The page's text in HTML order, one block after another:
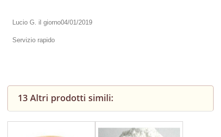
Lucio G. il giorno04/01/2019
Servizio rapido
13 Altri prodotti simili: